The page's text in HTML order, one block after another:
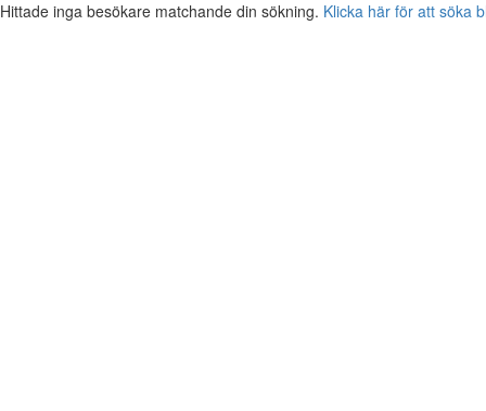
Hittade inga besökare matchande din sökning. Klicka här för att söka